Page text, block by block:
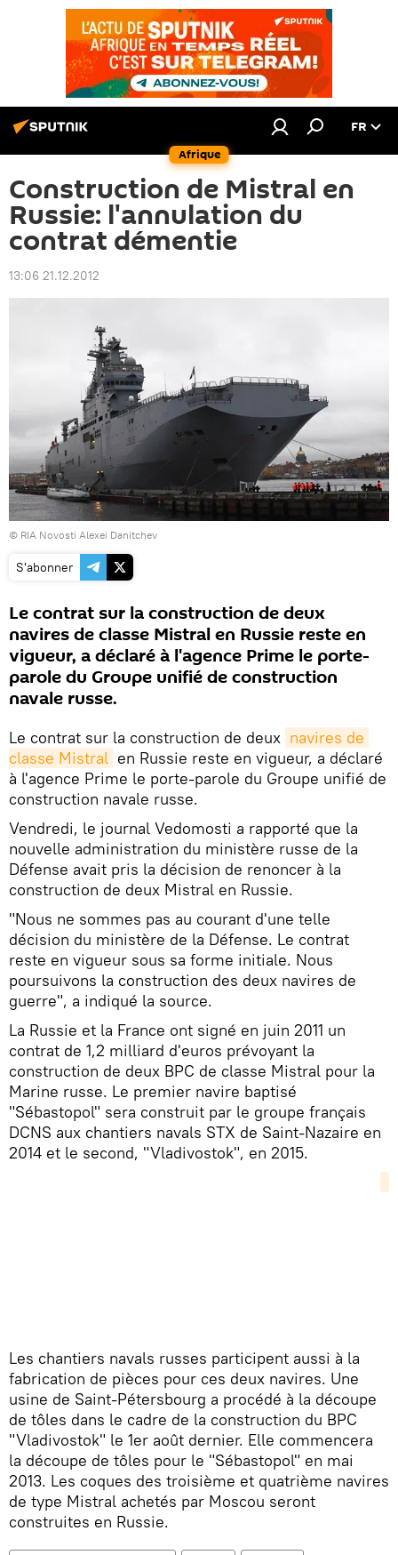
Afrique
FR
Construction de Mistral en
Russie: l'annulation du
contrat démentie
13:06 21.12.2012
© RIA Novosti Alexei Danitchev
S'abonner
Le contrat sur la construction de deux
navires de classe Mistral en Russie reste en
vigueur, a déclaré à l'agence Prime le porte-
parole du Groupe unifié de construction
navale russe.
Le contrat sur la construction de deux navires de
classe Mistral en Russie reste en vigueur, a déclaré
à l'agence Prime le porte-parole du Groupe unifié de
construction navale russe.
Vendredi, le journal Vedomosti a rapporté que la
nouvelle administration du ministère russe de la
Défense avait pris la décision de renoncer à la
construction de deux Mistral en Russie.
"Nous ne sommes pas au courant d'une telle
décision du ministère de la Défense. Le contrat
reste en vigueur sous sa forme initiale. Nous
poursuivons la construction des deux navires de
guerre", a indiqué la source.
La Russie et la France ont signé en juin 2011 un
contrat de 1,2 milliard d'euros prévoyant la
construction de deux BPC de classe Mistral pour la
Marine russe. Le premier navire baptisé
"Sébastopol" sera construit par le groupe français
DCNS aux chantiers navals STX de Saint-Nazaire en
2014 et le second, "Vladivostok", en 2015.
Les chantiers navals russes participent aussi à la
fabrication de pièces pour ces deux navires. Une
usine de Saint-Pétersbourg a procédé à la découpe
de tôles dans le cadre de la construction du BPC
"Vladivostok" le 1er août dernier. Elle commencera
la découpe de tôles pour le "Sébastopol" en mai
2013. Les coques des troisième et quatrième navires
de type Mistral achetés par Moscou seront
construites en Russie.